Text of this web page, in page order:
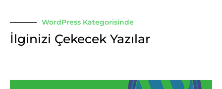
WordPress Kategorisinde
İlginizi Çekecek Yazılar